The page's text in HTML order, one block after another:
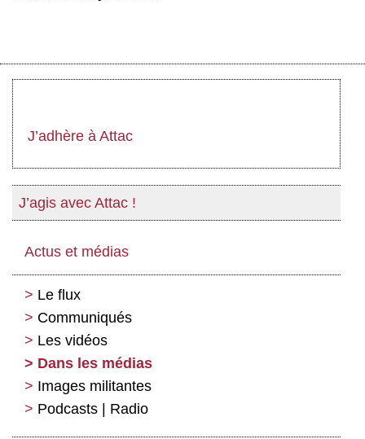
J’adhère à Attac
J’agis avec Attac !
Actus et médias
Le flux
Communiqués
Les vidéos
Dans les médias
Images militantes
Podcasts | Radio